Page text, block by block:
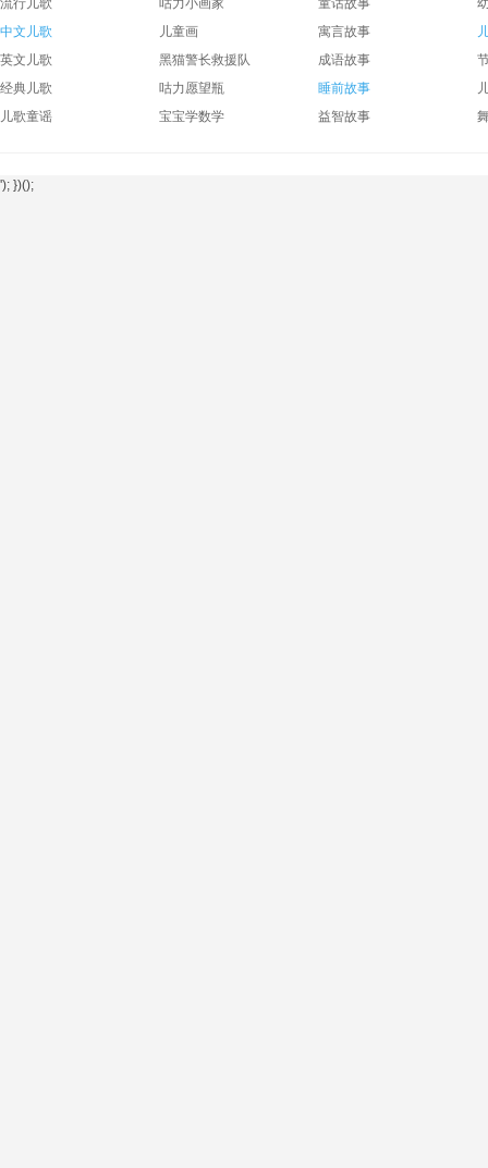
流行儿歌
中文儿歌
英文儿歌
经典儿歌
儿歌童谣
咕力小画家
儿童画
黑猫警长救援队
咕力愿望瓶
宝宝学数学
童话故事
寓言故事
成语故事
睡前故事
益智故事
'); })();